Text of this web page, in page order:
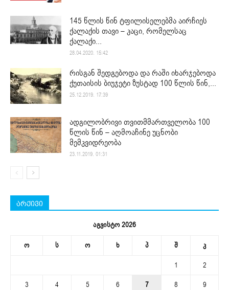
145 წლის წინ ტფილისელებმა აირჩიეს
ქალაქის თავი – კაცი, რომელსაც
ქალაქი...
28.04.2020. 15:42
რისგან შედგებოდა და რაში იხარჯებოდა
ქუთაისის ბიუჯეტი ზუსტად 100 წლის წინ,...
25.12.2019. 17:39
ადგილობრივი თვითმმართველობა 100
წლის წინ – აღმოაჩინე უცნობი
მემკვიდრეობა
23.11.2019. 01:31
არქივი
აგვისტო 2026
ო ს ო ხ პ შ კ
1
2
3
4 5 6 7 8
9